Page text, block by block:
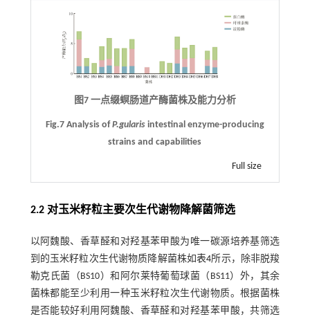
图7 一点缀螟肠道产酶菌株及能力分析
Fig.7 Analysis ofP.gularisintestinal enzyme-producing
strains and capabilities
Full size
2.2 对玉米籽粒主要次生代谢物降解菌筛选
以阿魏酸、香草醛和对羟基苯甲酸为唯一碳源培养基筛选
到的玉米籽粒次生代谢物质降解菌株如表4所示，除非脱羧
勒克氏菌（BS10）和阿尔莱特葡萄球菌（BS11）外，其余
菌株都能至少利用一种玉米籽粒次生代谢物质。根据菌株
是否能较好利用阿魏酸、香草醛和对羟基苯甲酸，共筛选